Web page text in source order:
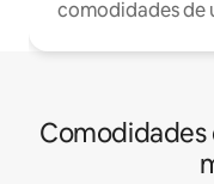
comodidades de
Comodidades